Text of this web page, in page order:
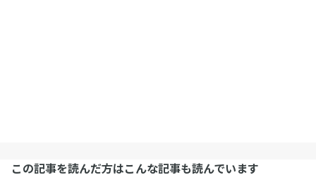
この記事を読んだ方はこんな記事も読んでいます